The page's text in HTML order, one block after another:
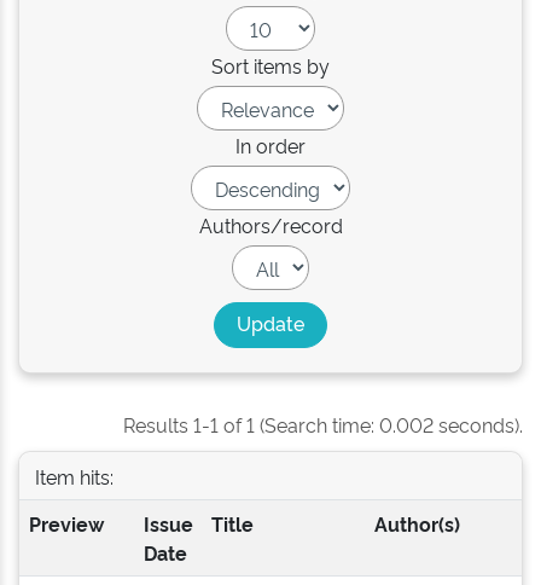
Sort items by
In order
Authors/record
Results 1-1 of 1 (Search time: 0.002 seconds).
Item hits:
Preview
Issue
Date
Title Author(s)